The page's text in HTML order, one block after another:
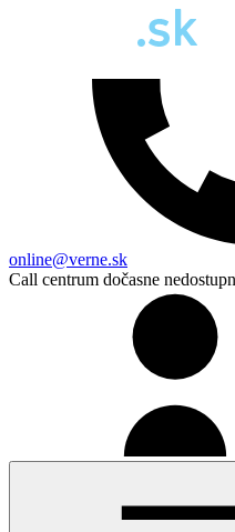
online@verne.sk
Call centrum dočasne